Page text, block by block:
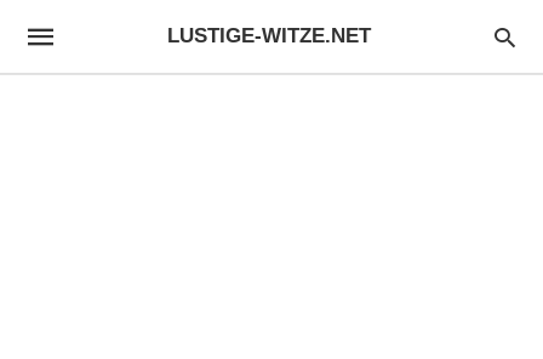
LUSTIGE-WITZE.NET